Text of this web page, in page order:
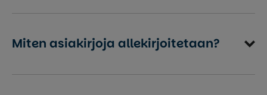
Miten asiakirjoja allekirjoitetaan?